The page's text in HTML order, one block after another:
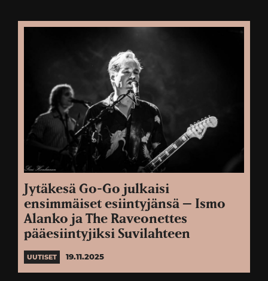
Jytäkesä Go-Go julkaisi
ensimmäiset esiintyjänsä – Ismo
Alanko ja The Raveonettes
pääesiintyjiksi Suvilahteen
UUTISET 19.11.2025